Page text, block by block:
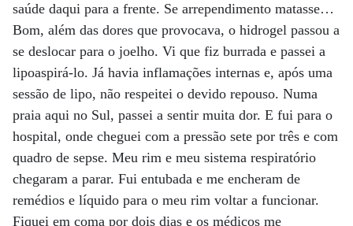
saúde daqui para a frente. Se arrependimento matasse…
Bom, além das dores que provocava, o hidrogel passou a
se deslocar para o joelho. Vi que fiz burrada e passei a
lipoaspirá-lo. Já havia inflamações internas e, após uma
sessão de lipo, não respeitei o devido repouso. Numa
praia aqui no Sul, passei a sentir muita dor. E fui para o
hospital, onde cheguei com a pressão sete por três e com
quadro de sepse. Meu rim e meu sistema respiratório
chegaram a parar. Fui entubada e me encheram de
remédios e líquido para o meu rim voltar a funcionar.
Fiquei em coma por dois dias e os médicos me